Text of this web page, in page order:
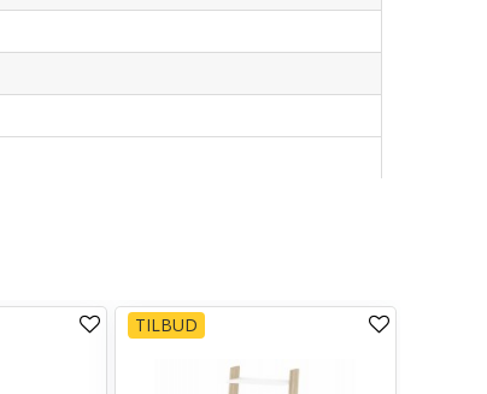
TILBUD